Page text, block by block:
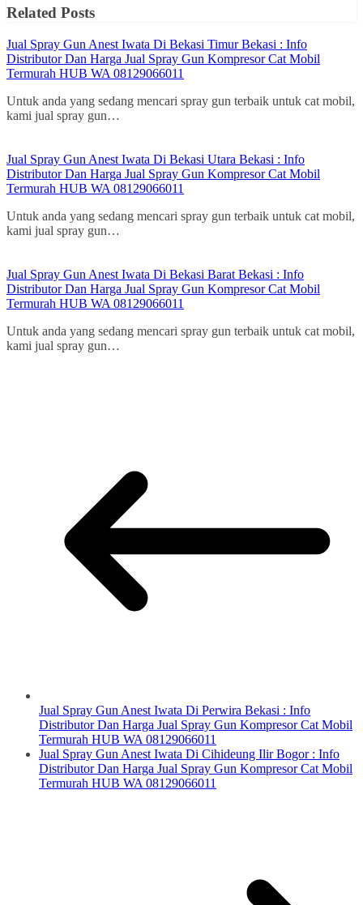
Related Posts
Jual Spray Gun Anest Iwata Di Bekasi Timur Bekasi : Info
Distributor Dan Harga Jual Spray Gun Kompresor Cat Mobil
Termurah HUB WA 08129066011
Untuk anda yang sedang mencari spray gun terbaik untuk cat mobil,
kami jual spray gun…
Jual Spray Gun Anest Iwata Di Bekasi Utara Bekasi : Info
Distributor Dan Harga Jual Spray Gun Kompresor Cat Mobil
Termurah HUB WA 08129066011
Untuk anda yang sedang mencari spray gun terbaik untuk cat mobil,
kami jual spray gun…
Jual Spray Gun Anest Iwata Di Bekasi Barat Bekasi : Info
Distributor Dan Harga Jual Spray Gun Kompresor Cat Mobil
Termurah HUB WA 08129066011
Untuk anda yang sedang mencari spray gun terbaik untuk cat mobil,
kami jual spray gun…
Jual Spray Gun Anest Iwata Di Perwira Bekasi : Info
Distributor Dan Harga Jual Spray Gun Kompresor Cat Mobil
Termurah HUB WA 08129066011
Jual Spray Gun Anest Iwata Di Cihideung Ilir Bogor : Info
Distributor Dan Harga Jual Spray Gun Kompresor Cat Mobil
Termurah HUB WA 08129066011